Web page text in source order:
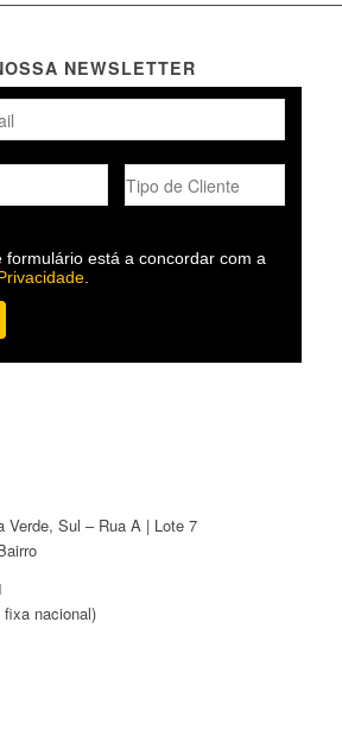
NEWSLETTER
formulário está a concordar com a
Verde, Sul – Rua A | Lote 7
fixa nacional)